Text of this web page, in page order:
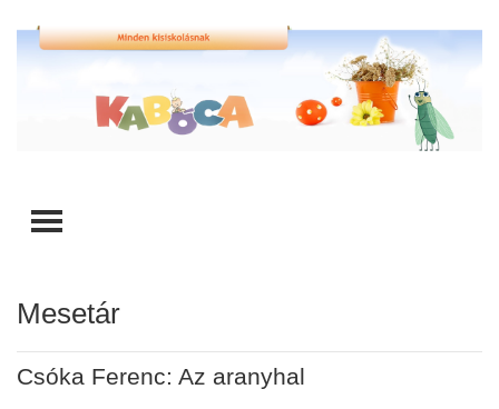
TOGGLE MENU
Mesetár
Csóka Ferenc: Az aranyhal